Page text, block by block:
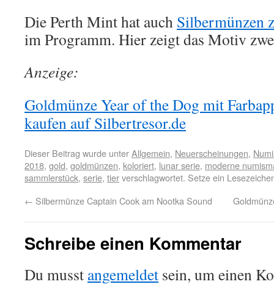
Die Perth Mint hat auch Silbermünzen
im Programm. Hier zeigt das Motiv
Anzeige:
Goldmünze Year of the Dog mit
kaufen auf Silbertresor.de
Dieser Beitrag wurde unterAllgemein, Neuerscheinungen,
2018, gold, goldmünzen, koloriert, lunar serie, moderne
sammlerstück, serie, tierverschlagwortet. Setze ein
← Silbermünze Captain Cook am Nootka Sound
Schreibe einen Kommentar
Du musst angemeldet sein, um einen